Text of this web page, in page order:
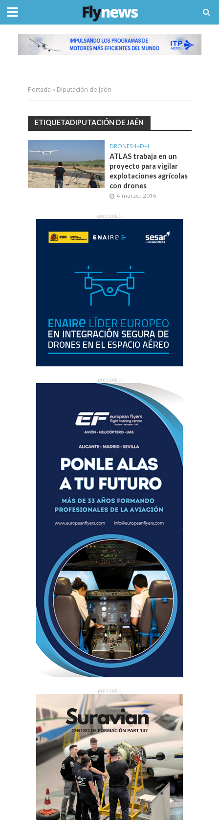
Portada » Diputación de Jaén
ETIQUETADIPUTACIÓN DE JAÉN
DRONES•I+D+I
ATLAS trabaja en un
proyecto para vigilar
explotaciones agrícolas
con drones
4 marzo, 2016